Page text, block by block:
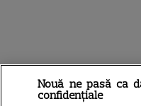
Nouă ne pasă ca
confidențiale